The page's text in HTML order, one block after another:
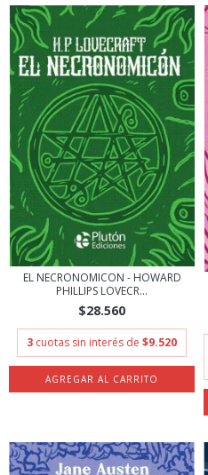
EL NECRONOMICON - HOWARD
PHILLIPS LOVECR...
$28.560
3 cuotas sin interés de $9.520